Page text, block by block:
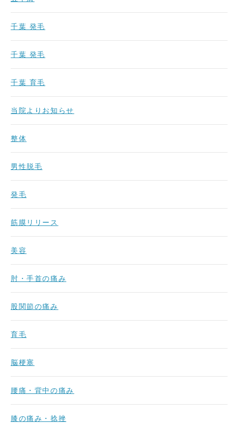
千葉 発毛
千葉 発毛
千葉 育毛
当院よりお知らせ
整体
男性脱毛
発毛
筋膜リリース
美容
肘・手首の痛み
股関節の痛み
育毛
脳梗塞
腰痛・背中の痛み
膝の痛み・捻挫